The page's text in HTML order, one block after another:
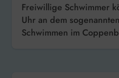
Freiwillige Schwimmer können von 10 bis 18
Uhr an dem
Schwimmen im